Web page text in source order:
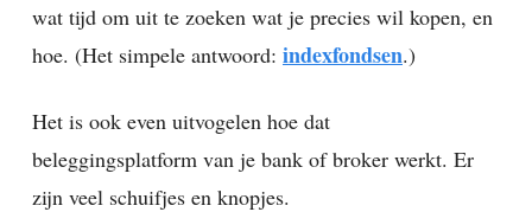
wat tijd om uit te zoeken wat je precies wil kopen, en
hoe. (Het simpele antwoord: indexfondsen.)
Het is ook even uitvogelen hoe dat
beleggingsplatform van je bank of broker werkt. Er
zijn veel schuifjes en knopjes.